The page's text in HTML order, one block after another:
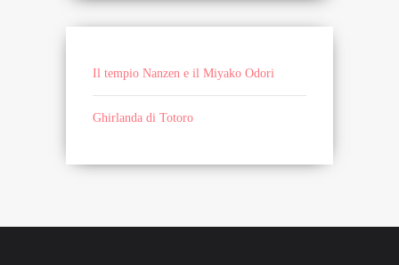
Il tempio Nanzen e il Miyako Odori
Ghirlanda di Totoro